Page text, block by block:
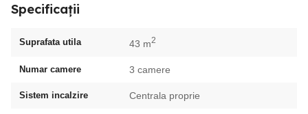
Specificații
Suprafata utila 43 m2
Numar camere 3 camere
Sistem incalzire Centrala proprie